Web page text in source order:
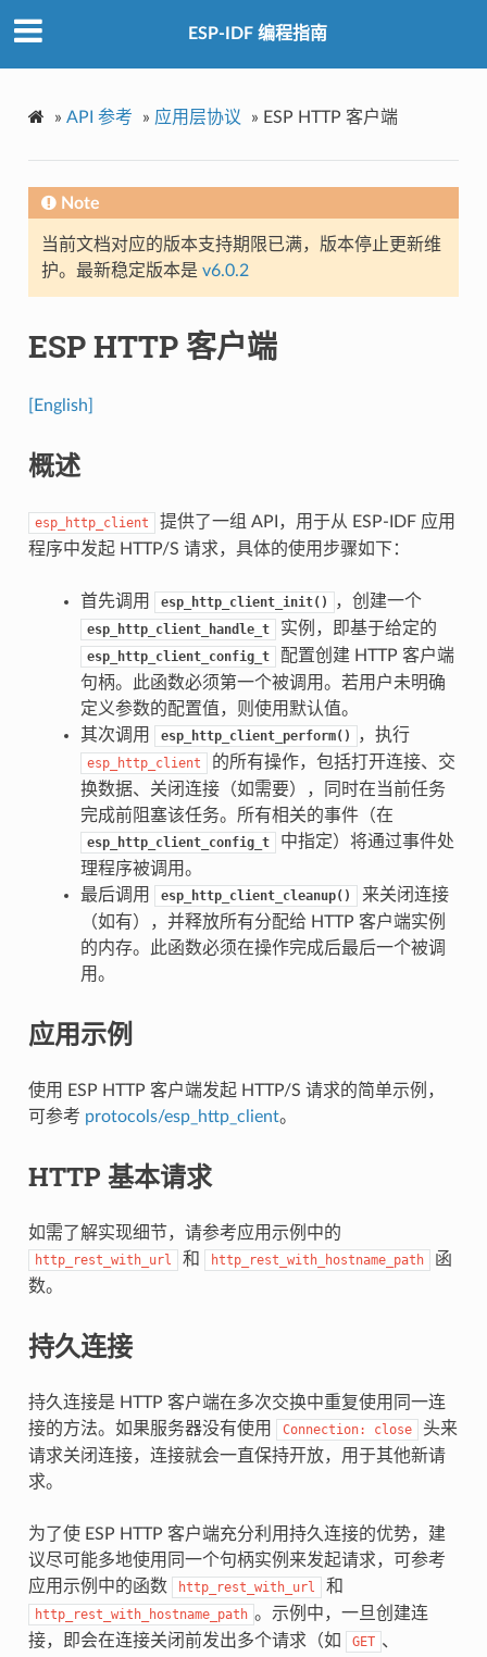
ESP-IDF 编程指南
» API 参考 » 应用层协议 » ESP HTTP 客户端
Note
当前文档对应的版本支持期限已满，版本停止更新维
护。最新稳定版本是 v6.0.2
ESP HTTP 客户端
[English]
概述
esp_http_client
提供了一组 API，用于从 ESP-IDF 应用
程序中发起 HTTP/S 请求，具体的使用步骤如下：
首先调用 esp_http_client_init() ，创建一个
esp_http_client_handle_t 实例，即基于给定的
esp_http_client_config_t
配置创建 HTTP 客户端
句柄。此函数必须第一个被调用。若用户未明确
定义参数的配置值，则使用默认值。
其次调用
esp_http_client_perform() ，执行
esp_http_client
的所有操作，包括打开连接、交
换数据、关闭连接（如需要），同时在当前任务
完成前阻塞该任务。所有相关的事件（在
esp_http_client_config_t
中指定）将通过事件处
理程序被调用。
最后调用
esp_http_client_cleanup()
来关闭连接
（如有），并释放所有分配给 HTTP 客户端实例
的内存。此函数必须在操作完成后最后一个被调
用。
应用示例
使用 ESP HTTP 客户端发起 HTTP/S 请求的简单示例，
可参考 protocols/esp_http_client。
HTTP 基本请求
如需了解实现细节，请参考应用示例中的
http_rest_with_url 和 http_rest_with_hostname_path
函
数。
持久连接
持久连接是 HTTP 客户端在多次交换中重复使用同一连
接的方法。如果服务器没有使用
Connection: close
头来
请求关闭连接，连接就会一直保持开放，用于其他新请
求。
为了使 ESP HTTP 客户端充分利用持久连接的优势，建
议尽可能多地使用同一个句柄实例来发起请求，可参考
应用示例中的函数
http_rest_with_url 和
http_rest_with_hostname_path 。示例中，一旦创建连
接，即会在连接关闭前发出多个请求（如
GET 、